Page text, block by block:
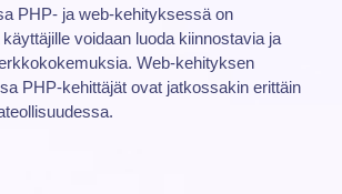
PHP- ja web-kehityksessä on
voidaan luoda kiinnostavia ja
Web-kehityksen
PHP-kehittäjät ovat jatkossakin erittäin